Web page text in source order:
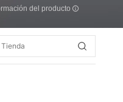
del producto